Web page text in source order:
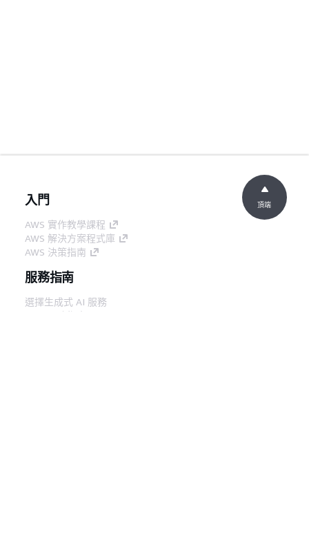
入門
AWS 實作教學課程
AWS 解決方案程式庫
AWS 決策指南
服務指南
選擇生成式 AI 服務
AWS 服務指南
頂端